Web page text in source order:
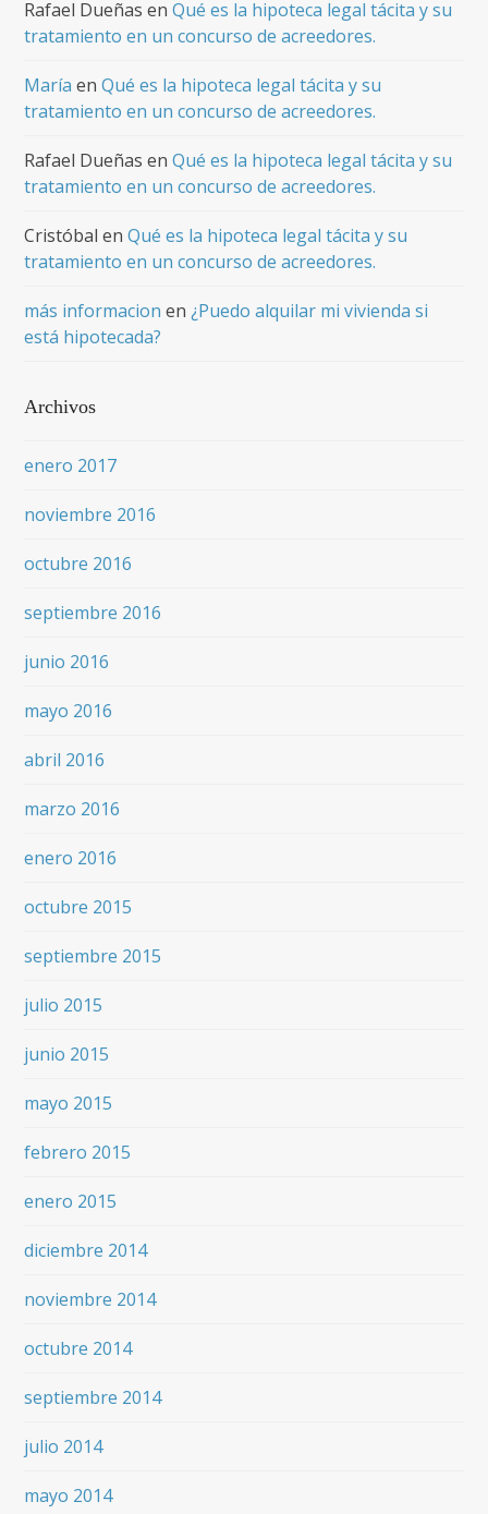
Rafael Dueñas enQué es la hipoteca legal tácita y su
tratamiento en un concurso de acreedores.
María enQué es la hipoteca legal tácita y su
tratamiento en un concurso de acreedores.
Rafael Dueñas enQué es la hipoteca legal tácita y su
tratamiento en un concurso de acreedores.
Cristóbal enQué es la hipoteca legal tácita y su
tratamiento en un concurso de acreedores.
más informacion en¿Puedo alquilar mi vivienda si
está hipotecada?
Archivos
enero 2017
noviembre 2016
octubre 2016
septiembre 2016
junio 2016
mayo 2016
abril 2016
marzo 2016
enero 2016
octubre 2015
septiembre 2015
julio 2015
junio 2015
mayo 2015
febrero 2015
enero 2015
diciembre 2014
noviembre 2014
octubre 2014
septiembre 2014
julio 2014
mayo 2014